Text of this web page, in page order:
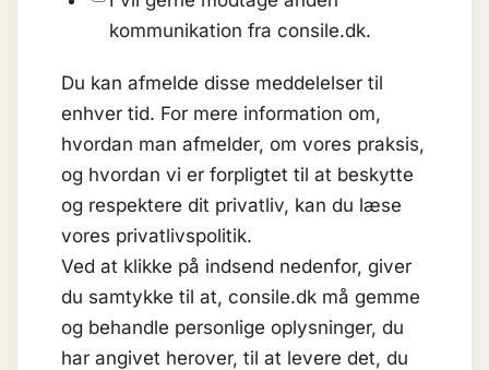
kommunikation fra consile.dk.
Du kan afmelde disse meddelelser til
enhver tid. For mere information om,
hvordan man afmelder, om vores praksis,
og hvordan vi er forpligtet til at beskytte
og respektere dit privatliv, kan du læse
vores privatlivspolitik.
Ved at klikke på indsend nedenfor, giver
du samtykke til at, consile.dk må gemme
og behandle personlige oplysninger, du
har angivet herover, til at levere det, du